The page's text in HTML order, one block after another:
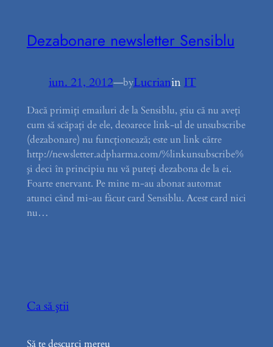
Dezabonare newsletter Sensiblu
iun. 21, 2012—byLucrianin IT
Dacă primiţi emailuri de la Sensiblu, ştiu că nu aveţi
cum să scăpaţi de ele, deoarece link-ul de unsubscribe
(dezabonare) nu funcţionează; este un link către
http://newsletter.adpharma.com/%linkunsubscribe%
şi deci în principiu nu vă puteţi dezabona de la ei.
Foarte enervant. Pe mine m-au abonat automat
atunci când mi-au făcut card Sensiblu. Acest card nici
nu…
Ca să ştii
Să te descurci mereu